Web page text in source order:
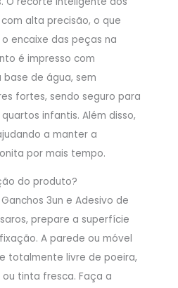
alta precisão, o que
encaixe das peças na
é impresso com
base de água, sem
fortes, sendo seguro para
infantis. Além disso,
a manter a
por mais tempo.
do produto?
3un e Adesivo de
prepare a superfície
A parede ou móvel
totalmente livre de poeira,
tinta fresca. Faça a